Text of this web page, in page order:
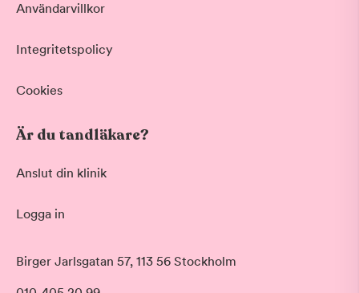
Användarvillkor
Integritetspolicy
Cookies
Är du tandläkare?
Anslut din klinik
Logga in
Birger Jarlsgatan 57, 113 56 Stockholm